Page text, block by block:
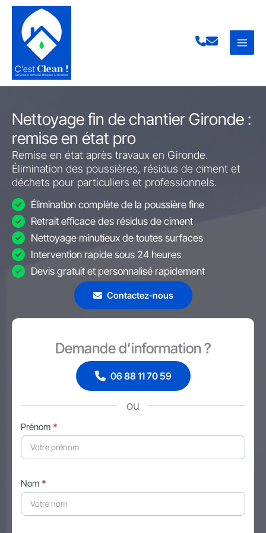
Aller
contenu
Nettoyage fin de chantier Gironde :
remise en état pro
Remise en état après travaux en Gironde.
Élimination des poussières, résidus de ciment et
déchets pour particuliers et professionnels.
Élimination complète de la poussière fine
Retrait efficace des résidus de ciment
Nettoyage minutieux de toutes surfaces
Intervention rapide sous 24 heures
Devis gratuit et personnalisé rapidement
Contactez-nous
Demande d’information ?
06 88 11 70 59
ou
Formulaire
simple
avec
Prénom *
Nom *